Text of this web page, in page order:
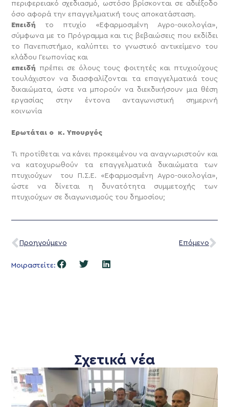
περιφερειακό σχεδιασμό, ωστόσο βρίσκονται σε αδιέξοδο
όσο αφορά την επαγγελματική τους αποκατάσταση.
Επειδή το πτυχίο «Εφαρμοσμένη Αγρο-οικολογία»,
σύμφωνα με το Πρόγραμμα και τις βεβαιώσεις που εκδίδει
το Πανεπιστήμιο, καλύπτει το γνωστικό αντικείμενο του
κλάδου Γεωπονίας και
επειδή πρέπει σε όλους τους φοιτητές και πτυχιούχους
τουλάχιστον να διασφαλίζονται τα επαγγελματικά τους
δικαιώματα, ώστε να μπορούν να διεκδικήσουν μια θέση
εργασίας στην έντονα ανταγωνιστική σημερινή
κοινωνία
Ερωτάται ο κ. Υπουργός
Τι προτίθεται να κάνει προκειμένου να αναγνωριστούν και
να κατοχυρωθούν τα επαγγελματικά δικαιώματα των
πτυχιούχων του Π.Σ.Ε. «Εφαρμοσμένη Αγρο-οικολογία»,
ώστε να δίνεται η δυνατότητα συμμετοχής των
πτυχιούχων σε διαγωνισμούς του δημοσίου;
Προηγούμενο Επόμενο
Μοιραστείτε:
Σχετικά νέα